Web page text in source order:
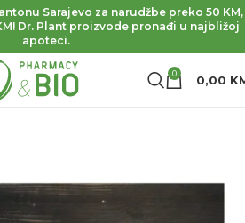
Sarajevo za narudžbe preko 50 KM,
Dr. Plant proizvode pronađi u najbližoj
apoteci.
0 0,00